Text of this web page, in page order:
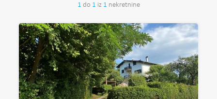
1 do 1 iz 1 nekretnine